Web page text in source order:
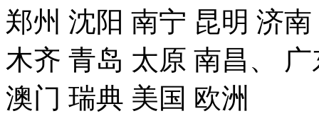
郑州 沈阳 南宁 昆明 济
木齐 青岛 太原 南昌、
澳门 瑞典 美国 欧洲